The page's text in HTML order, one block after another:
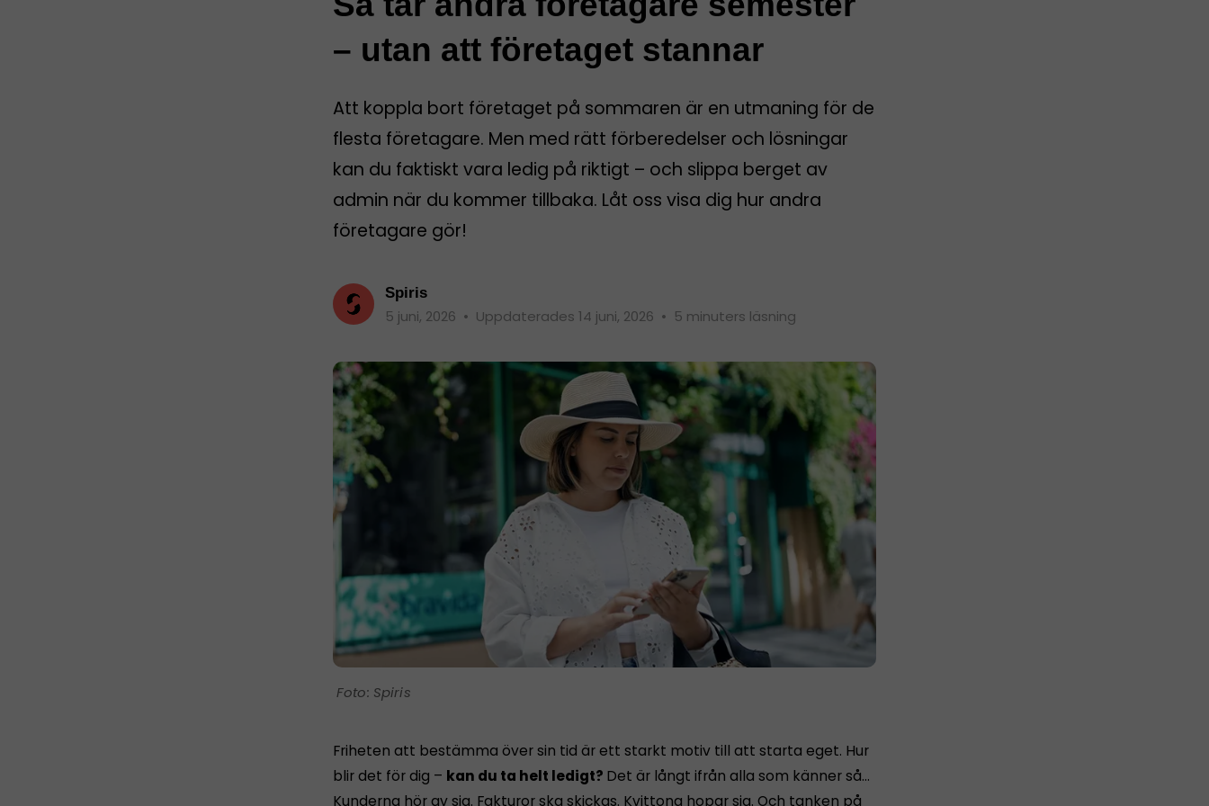
– utan att företaget stannar
Att koppla bort företaget på sommaren är en utmaning för de
flesta företagare. Men med rätt förberedelser och lösningar
kan du faktiskt vara ledig på riktigt – och slippa berget av
admin när du kommer tillbaka. Låt oss visa dig hur andra
företagare gör!
Spiris
5 juni, 2026 • Uppdaterades 14 juni, 2026 • 5 minuters läsning
Spiris
Friheten att bestämma över sin tid är ett starkt motiv till att starta eget. Hur
blir det för dig – kan du ta helt ledigt? Det är långt ifrån alla som känner så…
Kunderna hör av sig. Fakturor ska skickas. Kvittona hopar sig. Och tanken på